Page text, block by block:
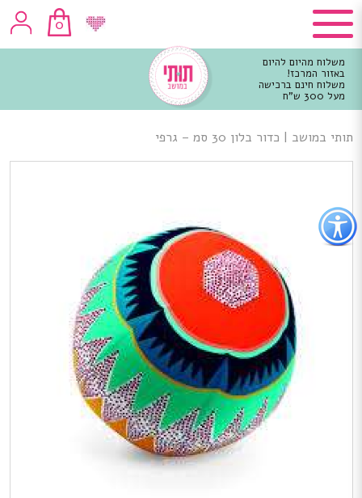
כפתור
לפתיחת
תפריט
נגישות
0
משלוח מהיום להיום
באזור המרכז!
משלוח חינם ברכישה
מעל 300 ש"ח
מרכזי
תותי במושב | כדור בלון 30 סמ – גרפי